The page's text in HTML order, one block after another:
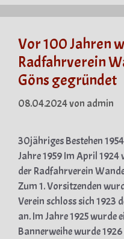
Vor 100 Jahren
Radfahrverein
Göns gegründet
08.04.2024von admin
30jähriges Bestehen
Jahre 1959 Im April
der Radfahrverein
Zum 1. Vorsitzenden
Verein schloss sich 1923
an. Im Jahre 1925 wurde
Bannerweihe wurde